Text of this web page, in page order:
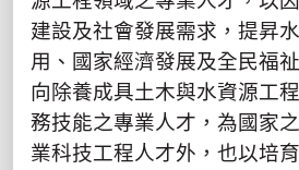
建設及社會發展需求，提昇
用、國家經濟發展及全民福
向除養成具土木與水資源工
務技能之專業人才，為國家
業科技工程人才外，也以培